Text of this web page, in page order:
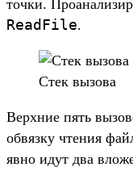
точ­ки.
ReadFile.
Стек вызова
Вер­хние пять
обвязку чте­ния
явно идут два